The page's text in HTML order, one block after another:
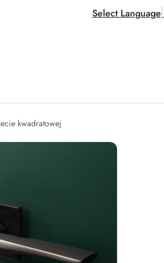
Select Language
kwadratowej